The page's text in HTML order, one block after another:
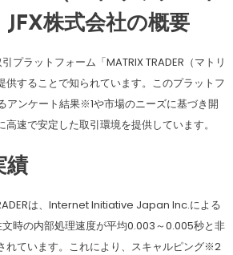
JFX株式会社の概要
プラットフォーム「MATRIX TRADER（マトリ
供することで知られています。このプラットフ
アンケート結果※1や市場のニーズに基づき開
速で安定した取引環境を提供しています。
績
は、Internet Initiative Japan Inc.による
時の内部処理速度が平均0.003～0.005秒と非
れています。これにより、スキャルピング※2